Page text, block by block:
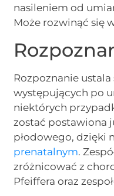
nasileniem od
Może rozwinąć się
Rozpoznanie
występujących po
niektórych
zostać postawiona
płodowego, dzięki
prenatalnym.
zróżnicować z
Pfeiffera oraz